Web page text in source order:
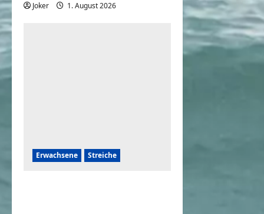
Joker 1. August 2026
Erwachsene Streiche